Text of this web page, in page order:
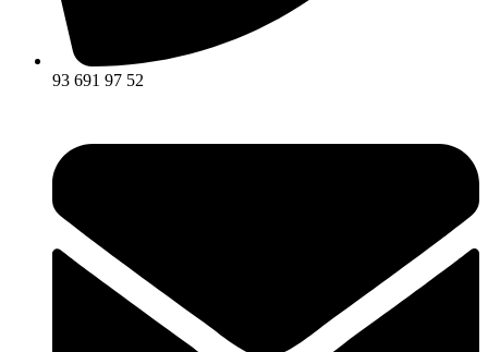
93 691 97 52